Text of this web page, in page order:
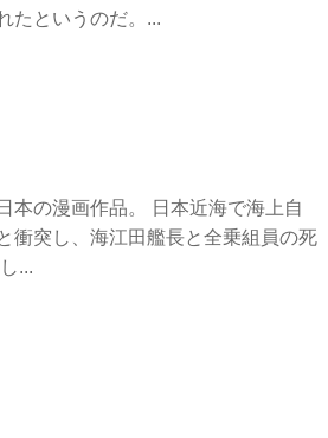
たというのだ。...
本の漫画作品。 日本近海で海上自
衝突し、海江田艦長と全乗組員の死
...